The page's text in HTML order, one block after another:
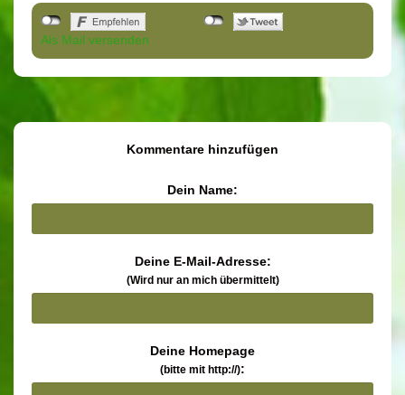
Als Mail versenden
Kommentare hinzufügen
Dein Name:
Deine E-Mail-Adresse:
(Wird nur an mich übermittelt)
Deine Homepage
(bitte mit http://):